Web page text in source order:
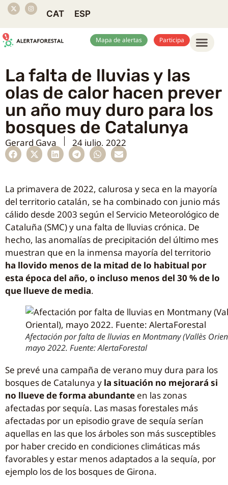
CAT ESP
Mapa de alertas Participa
La falta de lluvias y las
olas de calor hacen prever
un año muy duro para los
bosques de Catalunya
Gerard Gaya 24 julio, 2022
La primavera de 2022, calurosa y seca en la mayoría
del territorio catalán, se ha combinado con junio más
cálido desde 2003 según el Servicio Meteorológico de
Cataluña (SMC) y una falta de lluvias crónica. De
hecho, las anomalías de precipitación del último mes
muestran que en la inmensa mayoría del territorio
ha llovido menos de la mitad de lo habitual por
esta época del año, o incluso menos del 30 % de lo
que llueve de media.
Afectación por falta de lluvias en Montmany (Vallès
mayo 2022. Fuente: AlertaForestal
Se prevé una campaña de verano muy dura para los
bosques de Catalunya y la situación no mejorará si
no llueve de forma abundante en las zonas
afectadas por sequía. Las masas forestales más
afectadas por un episodio grave de sequía serían
aquellas en las que los árboles son más susceptibles
por haber crecido en condiciones climáticas más
favorables y estar menos adaptados a la sequía, por
ejemplo los de los bosques de Girona.